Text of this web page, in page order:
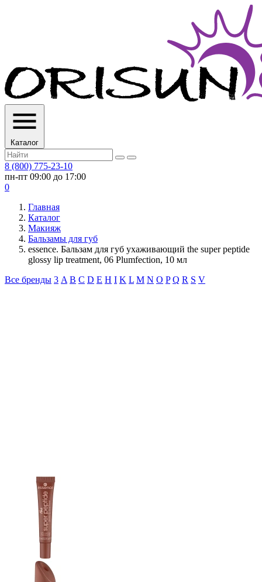
Каталог
8 (800) 775-23-10
пн-пт 09:00 до 17:00
0
Главная
Каталог
Макияж
Бальзамы для губ
essence. Бальзам для губ ухаживающий the super peptide
glossy lip treatment, 06 Plumfection, 10 мл
Все бренды 3 A B C D E H I K L M N O P Q R S V